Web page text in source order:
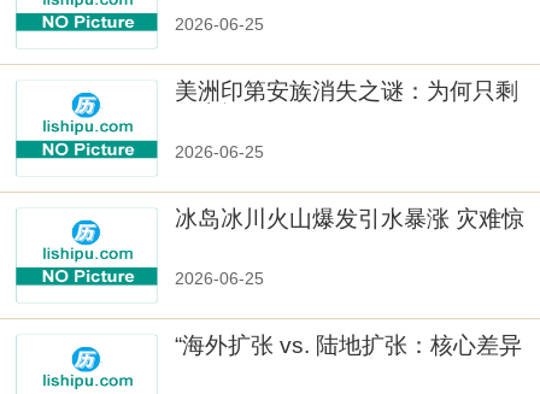
2026-06-25
美洲印第安族消失之谜：为何只剩
2026-06-25
冰岛冰川火山爆发引水暴涨 灾难惊
2026-06-25
“海外扩张 vs. 陆地扩张：核心差异